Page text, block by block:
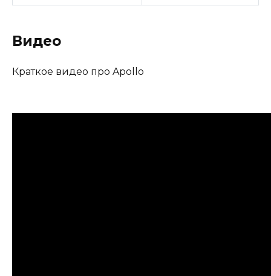
Видео
Краткое видео про Apollo